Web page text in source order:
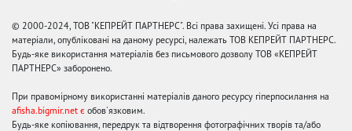
© 2000-2024, ТОВ "КЕПРЕЙТ ПАРТНЕРС". Всі права захищені. Усі права на
матеріали, опубліковані на даному ресурсі, належать ТОВ КЕПРЕЙТ ПАРТНЕРС.
Будь-яке використання матеріалів без письмового дозволу ТОВ «КЕПРЕЙТ
ПАРТНЕРС» заборонено.
При правомірному використанні матеріалів даного ресурсу гіперпосилання на
afisha.bigmir.net є обов'язковим.
Будь-яке копіювання, передрук та відтворення фотографічних творів та/або